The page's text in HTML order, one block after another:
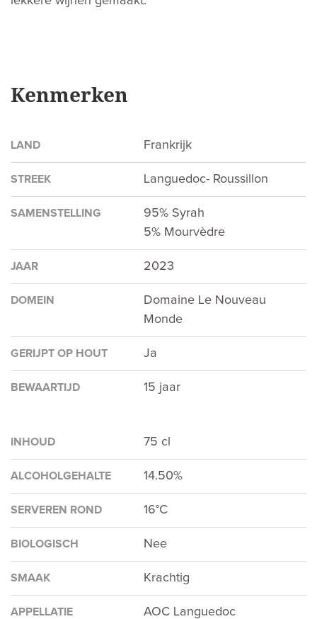
Kenmerken
LAND Frankrijk
STREEK Languedoc- Roussillon
SAMENSTELLING
95% Syrah
5% Mourvèdre
JAAR 2023
DOMEIN
Domaine Le Nouveau
Monde
GERIJPT OP HOUT Ja
BEWAARTIJD 15 jaar
INHOUD 75 cl
ALCOHOLGEHALTE 14.50%
SERVEREN ROND 16°C
BIOLOGISCH Nee
SMAAK Krachtig
APPELLATIE AOC Languedoc